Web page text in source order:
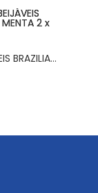
BOLAS LUBRIFICANTES BEIJÁVEIS BRAZILIAN BALLS SABOR A MENTA 2 x 4GR